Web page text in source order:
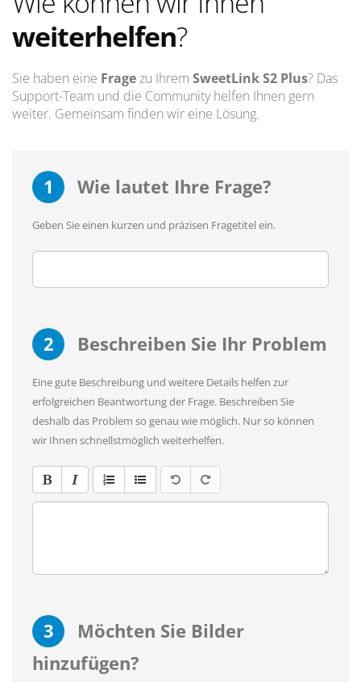
weiterhelfen?
Sie haben eine Fragezu Ihrem SweetLink S2 Plus? Das
Support-Team und die Community helfen Ihnen gern
weiter. Gemeinsam finden wir eine Lösung.
1 Wie lautet Ihre Frage?
Geben Sie einen kurzen und präzisen Fragetitel ein.
2 Beschreiben Sie Ihr Problem
Eine gute Beschreibung und weitere Details helfen zur
erfolgreichen Beantwortung der Frage. Beschreiben Sie
deshalb das Problem so genau wie möglich. Nur so können
wir Ihnen schnellstmöglich weiterhelfen.
3
Möchten Sie Bilder
hinzufügen?